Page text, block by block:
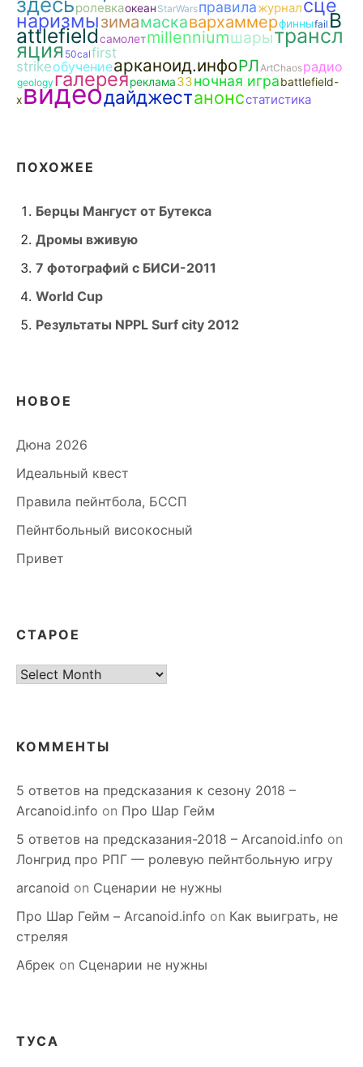
ролевкаокеан StarWarsправилажурналсце
наризмызимамаскавархаммерфинныfailB
attlefieldсамолетmillenniumшарытрансл
яция 50calfirst
strikeобучениеарканоид.инфоРЛArtChaosрадио
geologyгалереярекламаЗЗночная играbattlefield-
xвидеодайджестанонсстатистика
ПОХОЖЕЕ
Берцы Мангуст от Бутекса
Дромы вживую
7 фотографий с БИСИ-2011
World Cup
Результаты NPPL Surf city 2012
НОВОЕ
Дюна 2026
Идеальный квест
Правила пейнтбола, БССП
Пейнтбольный високосный
Привет
СТАРОЕ
старое
КОММЕНТЫ
5 ответов на предсказания к сезону 2018 –
Arcanoid.info on Про Шар Гейм
5 ответов на предсказания-2018 – Arcanoid.info on
Лонгрид про РПГ — ролевую пейнтбольную игру
arcanoid on Сценарии не нужны
Про Шар Гейм – Arcanoid.info on Как выиграть, не
стреляя
Абрек on Сценарии не нужны
ТУСА